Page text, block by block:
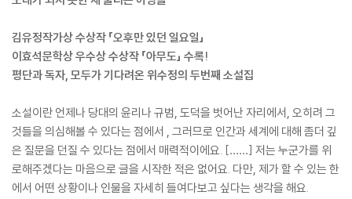
김유정작가상 수상작 「오후만 있던 일요일」
이효석문학상 우수상 수상작 「아무도」 수록!
평단과 독자, 모두가 기다려온 위수정의 두번째 소설집
소설이란 언제나 당대의 윤리나 규범, 도덕을 벗어난 자리에서, 오히려 그
것들을 의심해볼 수 있다는 점에서 , 그러므로 인간과 세계에 대해 좀더 깊
은 질문을 던질 수 있다는 점에서 매력적이에요. [……] 저는 누군가를 위
로해주겠다는 마음으로 글을 시작한 적은 없어요. 다만, 제가 할 수 있는 한
에서 어떤 상황이나 인물을 자세히 들여다보고 싶다는 생각을 해요.